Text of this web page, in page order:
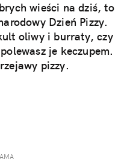
wieści na dziś, to
Dzień Pizzy.
oliwy i burraty, czy
je keczupem.
pizzy.